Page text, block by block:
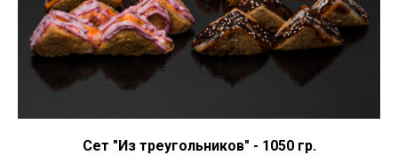
Сет "Из треугольников" - 1050 гр.